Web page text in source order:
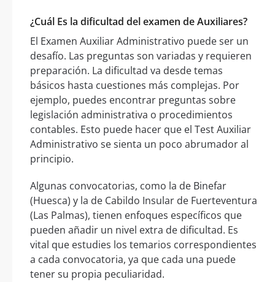
¿Cuál Es la dificultad del examen de Auxiliares?
El Examen Auxiliar Administrativo puede ser un
desafío. Las preguntas son variadas y requieren
preparación. La dificultad va desde temas
básicos hasta cuestiones más complejas. Por
ejemplo, puedes encontrar preguntas sobre
legislación administrativa o procedimientos
contables. Esto puede hacer que el Test Auxiliar
Administrativo se sienta un poco abrumador al
principio.
Algunas convocatorias, como la de Binefar
(Huesca) y la de Cabildo Insular de Fuerteventura
(Las Palmas), tienen enfoques específicos que
pueden añadir un nivel extra de dificultad. Es
vital que estudies los temarios correspondientes
a cada convocatoria, ya que cada una puede
tener su propia peculiaridad.